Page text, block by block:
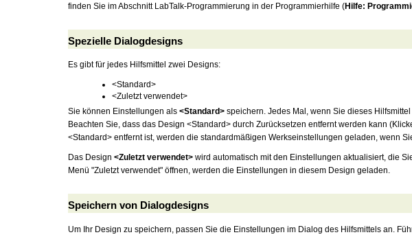
finden Sie im Abschnitt LabTalk-Programmierung in der Programmierhilfe (Hilfe:
Spezielle Dialogdesigns
Es gibt für jedes Hilfsmittel zwei Designs:
<Standard>
<Zuletzt verwendet>
Sie können Einstellungen als <Standard> speichern. Jedes Mal, wenn Sie dieses
Beachten Sie, dass das Design <Standard> durch Zurücksetzen entfernt werden kann
<Standard> entfernt ist, werden die standardmäßigen Werkseinstellungen geladen, wenn
Das Design <Zuletzt verwendet> wird automatisch mit den Einstellungen aktualisiert, die
Menü "Zuletzt verwendet" öffnen, werden die Einstellungen in diesem Design geladen.
Speichern von Dialogdesigns
Um Ihr Design zu speichern, passen Sie die Einstellungen im Dialog des Hilfsmittels an.